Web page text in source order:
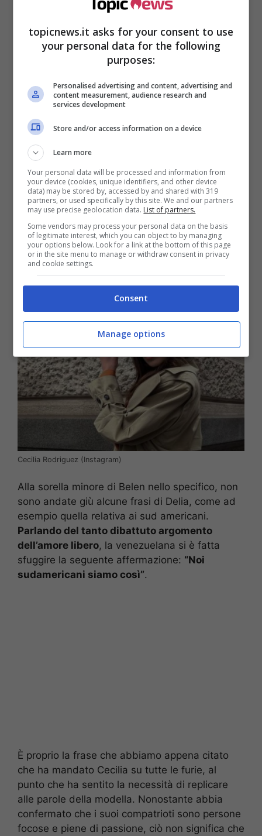
danni di Delia
L’opinione pubblica sul conto della venezuelana
contro in virtù del suo particolare rapporto con
Alex Belli, mentre dall’altro c’è chi crede
addirittura che sia stato proprio lo stesso attore
a convincerla a partecipare a questo“teatrino”
così come lo hanno spesso definito i vari
protagonisti del programma.
Recentissimamente invece, alcune
considerazioni della Duran hanno fatto
compagna dell’ex ciclista italiano Ignazio Moser.
Anche questi ultimi due si sono conosciuti
proprio all’interno del reality show le cui riprese
si tengono annualmente presso Cinecittà.
Cecilia Rodriguez (Instagram)
Alla sorella minore di Belen nello specifico, non
sono andate giù alcune frasi di Delia, come ad
esempio quella relativa ai sud americani.
Parlando del tanto dibattuto argomento
dell’amore libero, la venezuelana si è fatta
sfuggire la seguente affermazione: “Noi
sudamericani siamo così”.
È proprio la frase che abbiamo appena citato
che ha mandato Cecilia su tutte le furie, al
punto che ha sentito la necessità di replicare
alle parole della modella. Nonostante abbia
confermato che i suoi compatrioti sono persone
focose e piene di passione, ciò non significa che
topicnews.it asks for your consent to use
your personal data for the following
purposes:
Personalised advertising and content, advertising and
content measurement, audience research and
services development
Store and/or access information on a device
Learn more
Your personal data will be processed and information from
your device (cookies, unique identifiers, and other device
data) may be stored by, accessed by and shared with 319
partners, or used specifically by this site. We and our partners
may use precise geolocation data. List of partners.
Some vendors may process your personal data on the basis
of legitimate interest, which you can object to by managing
your options below. Look for a link at the bottom of this page
or in the site menu to manage or withdraw consent in privacy
and cookie settings.
Consent
Manage options